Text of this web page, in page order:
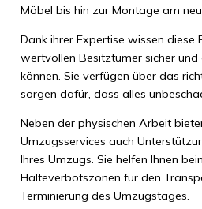
Möbel bis hin zur Montage am
Dank ihrer Expertise wissen diese
wertvollen Besitztümer sicher
können. Sie verfügen über das
sorgen dafür, dass alles
Neben der physischen Arbeit
Umzugsservices auch
Ihres Umzugs. Sie helfen Ihnen
Halteverbotszonen für den
Terminierung des Umzugstages.